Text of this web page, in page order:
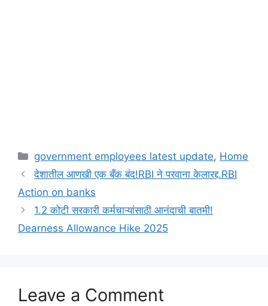
Categories
government employees latest update, Home
देशातील आणखी एक बँक बंद!RBI ने परवाना केलारद्द.RBI
Action on banks
1.2 कोटी सरकारी कर्मचाऱ्यांसाठी आनंदाची बातमी!
Dearness Allowance Hike 2025
Leave a Comment